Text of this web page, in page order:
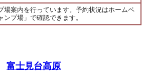
場案内を行っています。予約状況はホームペ
ンプ場」で確認できます。
富士見台高原